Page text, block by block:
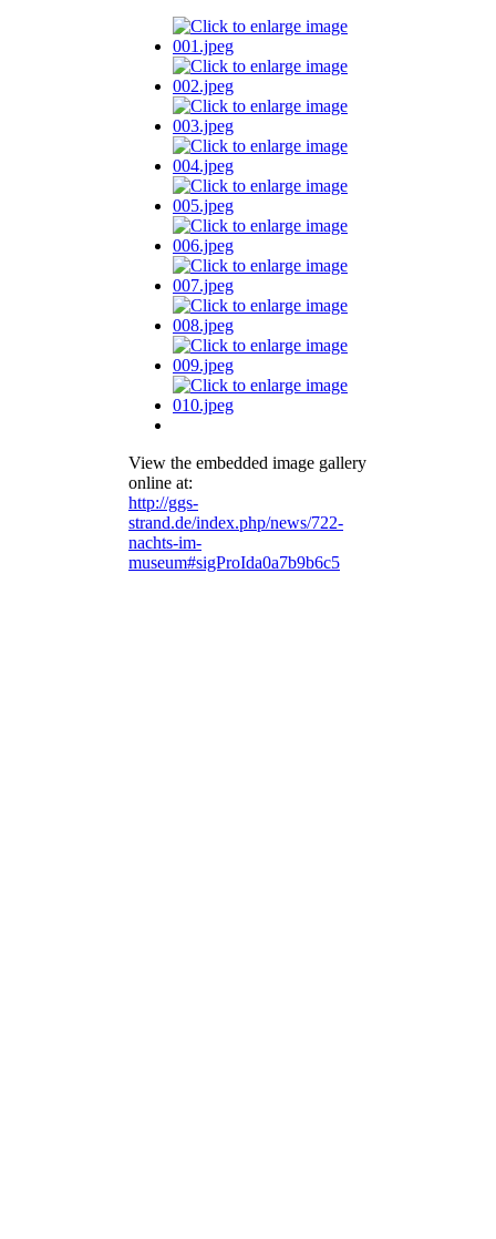
View the embedded image gallery
online at:
http://ggs-
strand.de/index.php/news/722-
nachts-im-
museum#sigProIda0a7b9b6c5